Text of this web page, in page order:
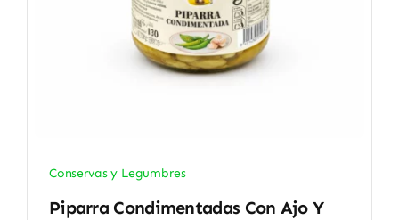
Conservas y Legumbres
Piparra Condimentadas Con Ajo Y